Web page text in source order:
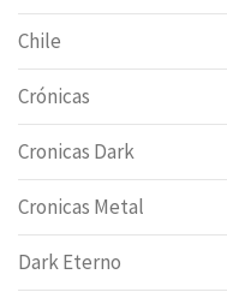
Chile
Crónicas
Cronicas Dark
Cronicas Metal
Dark Eterno